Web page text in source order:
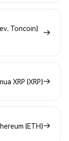
Toncoin)
XRP (XRP)
(ETH)